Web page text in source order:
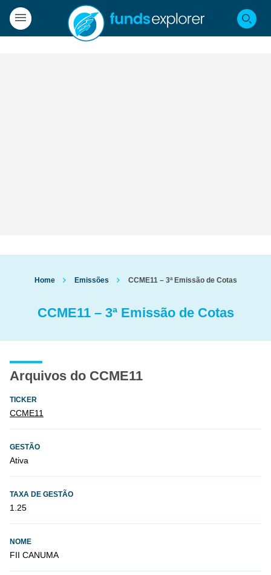
Home Emissões CCME11 – 3ª Emissão de Cotas
CCME11 – 3ª Emissão de Cotas
Arquivos do CCME11
TICKER
CCME11
GESTÃO
Ativa
TAXA DE GESTÃO
1.25
NOME
FII CANUMA